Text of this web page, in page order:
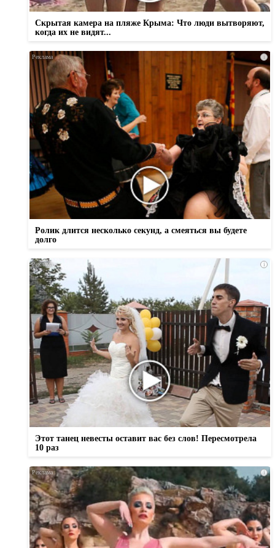
Скрытая камера на пляже Крыма: Что люди вытворяют,
когда их не видят...
i
Ролик длится несколько секунд, а смеяться вы будете
долго
i
Этот танец невесты оставит вас без слов! Пересмотрела
10 раз
i